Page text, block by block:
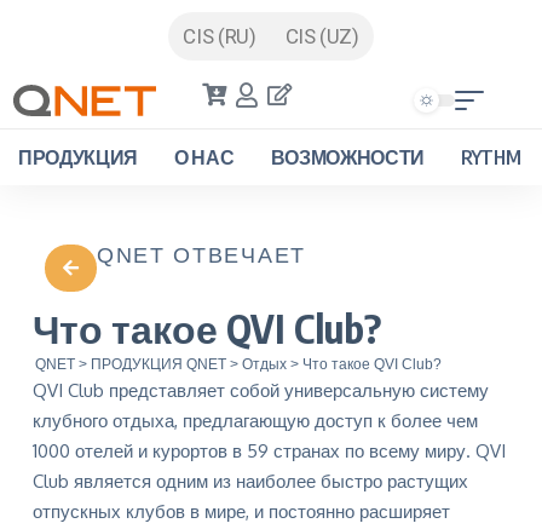
CIS (RU) CIS (UZ)
ПРОДУКЦИЯ О НАС ВОЗМОЖНОСТИ RYTHM
QNET ОТВЕЧАЕТ
Что такое QVI Club?
QNET> ПРОДУКЦИЯ QNET> Отдых> Что такое QVI Club?
QVI Club представляет собой универсальную систему
клубного отдыха, предлагающую доступ к более чем
1000 отелей и курортов в 59 странах по всему миру. QVI
Club является одним из наиболее быстро растущих
отпускных клубов в мире, и постоянно расширяет